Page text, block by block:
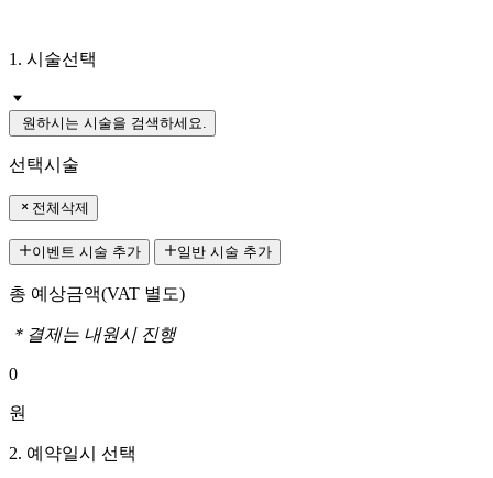
1. 시술선택
원하시는 시술을 검색하세요.
선택시술
전체삭제
이벤트 시술 추가 일반 시술 추가
총 예상금액(VAT 별도)
＊결제는 내원시 진행
0
원
2. 예약일시 선택